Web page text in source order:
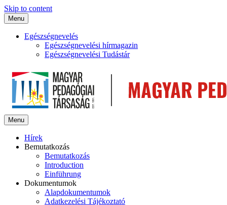
Skip to content
Menu
Egészségnevelés
Egészségnevelési hírmagazin
Egészségnevelési Tudástár
Menu
Hírek
Bemutatkozás
Bemutatkozás
Introduction
Einführung
Dokumentumok
Alapdokumentumok
Adatkezelési Tájékoztató